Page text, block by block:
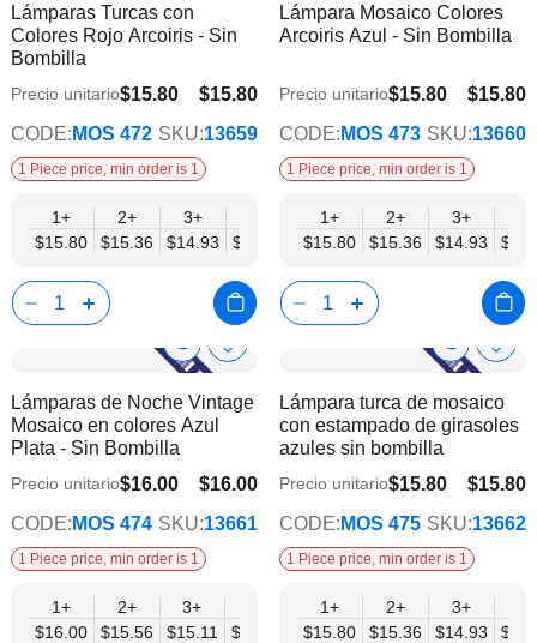
Info
lista
deseos
Lámparas Turcas con
Colores Rojo Arcoiris - Sin
Bombilla
$15.80
$12.29
Precio unitario$15.80
CODE: MOS 472 SKU:13659
1 Piece price, min order is 1
1+
$15.80
2+
$15.36
3+
$14.93
$14.49
9+
$14.05
12+
$13.61
15+
$13.17
Info la
lista
Lámpara Mosaico Colores
Arcoiris Azul - Sin Bombilla
$15.80
$12.29
Precio unitario$15.80
CODE: MOS 473 SKU:13660
1 Piece price, min order is 1
1+
$15.80
2+
$15.36
3+
$14.93
Show
Product
Info
Añadir
la
deseos
Lámparas de Noche Vintage
Mosaico en colores Azul
Plata - Sin Bombilla
$16.00
$12.45
Precio unitario$16.00
CODE: MOS 474 SKU:13661
1 Piece price, min order is 1
1+
$16.00
2+
$15.56
3+
$15.11
$14.67
9+
$14.22
12+
$13.78
15+
$13.34
Show
Product
Info la
lista
Lámpara turca de mosaico
con estampado de girasoles
azules sin bombilla
$15.80
$12.29
Precio unitario$15.80
CODE: MOS 475 SKU:13662
1 Piece price, min order is 1
1+
$15.80
2+
$15.36
3+
$14.93